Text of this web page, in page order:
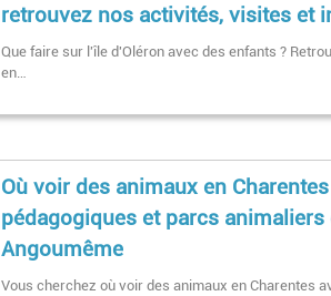
retrouvez nos activités, visites et
Que faire sur l'île d'Oléron avec des enfants ?
en…
Où voir des animaux en
pédagogiques et parcs animaliers
Angoumême
Vous cherchez où voir des animaux en Charentes